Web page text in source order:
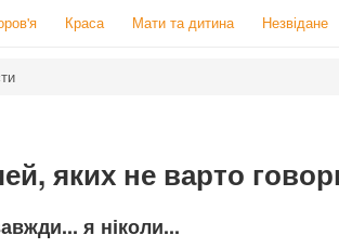
Краса Мати та дитина Незвідане
яких не варто
я ніколи...